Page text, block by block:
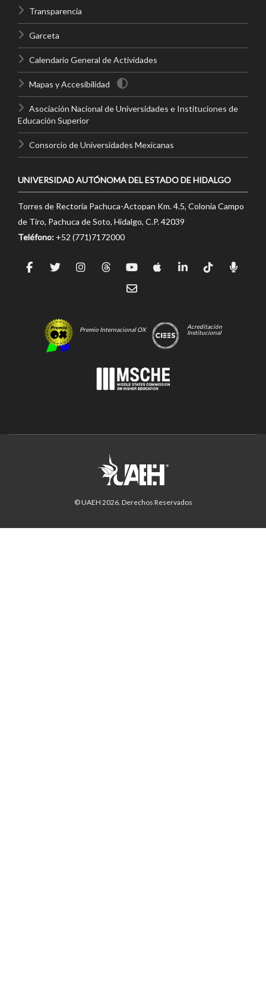
Transparencia
Garceta
Calendario General de Actividades
Mapas y Accesibilidad
Asociación Nacional de Universidades e Instituciones de
Educación Superior
Consorcio de Universidades Mexicanas
UNIVERSIDAD AUTÓNOMA DEL ESTADO DE HIDALGO
Torres de Rectoría Pachuca-Actopan Km. 4.5, Colonia Campo
de Tiro, Pachuca de Soto, Hidalgo, C.P. 42039
Teléfono: +52 (771)7172000
Premio Internacional OX
Acreditación
Institucional
© UAEH 2026. Derechos Reservados